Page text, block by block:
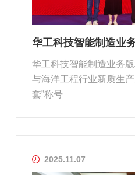
华工科技智能制造业务
与海洋工程行业新质生
套”称号
2025.11.07